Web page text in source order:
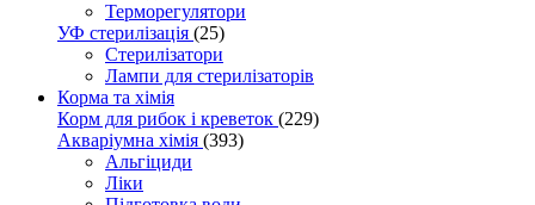
Терморегулятори
УФ стерилізація (25)
Стерилізатори
Лампи для стерилізаторів
Корма та хімія
Корм для рибок і креветок (229)
Акваріумна хімія (393)
Альгіциди
Ліки